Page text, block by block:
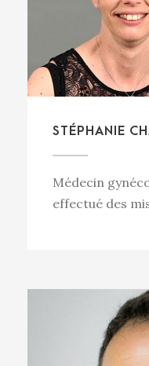
STÉPHANIE
Médecin
effectué des